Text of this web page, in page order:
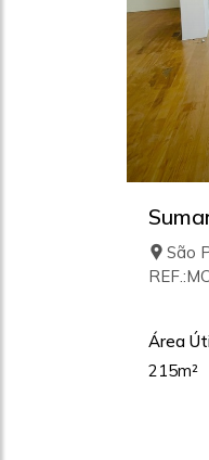
São
Área
215m²